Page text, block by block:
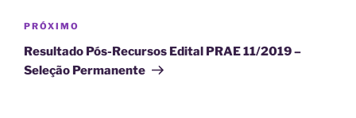
Próximo
post
PRÓXIMO
Resultado Pós-Recursos Edital PRAE 11/2019 –
Seleção Permanente